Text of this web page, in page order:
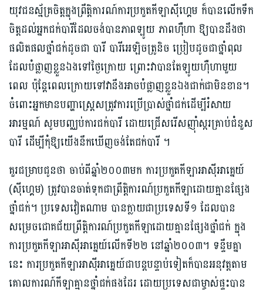
យុវជនស័្មគ្រចិត្តក្នុងព្រឹត្តិការណ៍ការប្រកួតកីឡាស៊ីហ្គេម ក៏បានលើកទឹក
ចិត្តដល់អ្នកជក់បារីដែលចង់បានភាពឡូយ ភាពហ៊ឺហា ឱ្យបានដឹងថា
ផលិតផលថ្នាំជក់ដូចជា បារី បារីអេឡិចត្រូនិច ប្រៀបដូចជាថ្នាំពុល
ដែលបំផ្លាញខ្លួនឯងទៅថ្ងៃក្រោយ ព្រោះវាបានតែឡូយហ៊ឺហាមួយ
ពេល ប៉ុន្តែពេលក្រោយទៅវានឹងអាចបំផ្លាញខ្លួនឯងជាក់ជាមិនខាន។
ចំពោះអ្នកមានបញ្ហាស្រ្តេសត្រូវការប្រើប្រាស់ថ្នាំជក់ដើម្បីរំសាយ
អារម្មណ៍ សូមបញ្ឈប់ការជក់បារី ដោយជ្រើសរើសញ៉ាំស្ករគ្រាប់ជំនួស
បារី ដើម្បីកុំឱ្យយើងនឹកឃើញចង់តែជក់បារី ។
គួរជម្រាបជូនថា ចាប់ពីឆ្នាំ២០០៣មក ការប្រកួតកីឡាអាស៊ីអាគ្នេយ៍
(ស៊ីហ្គេម) ត្រូវបានចាត់ទុកជាព្រឹត្តិការណ៍ប្រកួតកីឡាដោយគ្មានផ្សែង
ថ្នាំជក់។ ប្រទេសវៀតណាម បានក្លាយជាប្រទេសទី១ ដែលបាន
សម្រេចជោគជ័យព្រឹត្តិការណ៍ប្រកួតកីឡាដោយគ្មានផ្សែងថ្នាំជក់ ក្នុង
ការប្រកួតកីឡាអាស៊ីអាគ្នេយ៍លើកទី២២ នៅឆ្នាំ២០០៣។ ទន្ទឹមគ្នា
នេះ ការប្រកួតកីឡាអាស៊ីអាគ្នេយ៍ជាបន្តបន្ទាប់ទៀតក៏បានអនុវត្តតាម
គោលការណ៍កីឡាគ្មានថ្នាំជក់ផងដែរ ដោយប្រទេសជាម្ចាស់ផ្ទះបាន